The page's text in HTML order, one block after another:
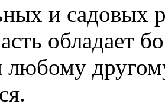
и садовых
обладает
любому